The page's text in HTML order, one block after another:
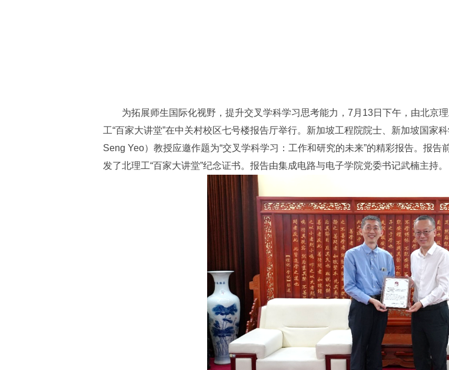
为拓展师生国际化视野，提升交叉学科学习思考能力，7月13日下午，由北京
工“百家大讲堂”在中关村校区七号楼报告厅举行。新加坡工程院院士、新加坡国家
Seng Yeo）教授应邀作题为“交叉学科学习：工作和研究的未来”的精彩报告。报
发了北理工“百家大讲堂”纪念证书。报告由集成电路与电子学院党委书记武楠主持。